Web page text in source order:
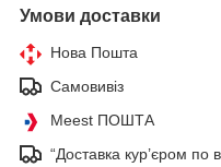
Умови доставки
Нова Пошта
Самовивіз
Meest ПОШТА
“Доставка кур’єром по